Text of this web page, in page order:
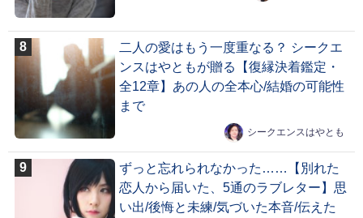
二人の愛はもう一度重なる？ シークエ
ンスはやともが贈る【復縁決着鑑定・
全12章】あの人の全本心/結婚の可能性
まで
シークエンスはやとも
ずっと忘れられなかった……【別れた
恋人から届いた、5通のラブレター】思
い出/後悔と未練/気づいた本音/伝えた